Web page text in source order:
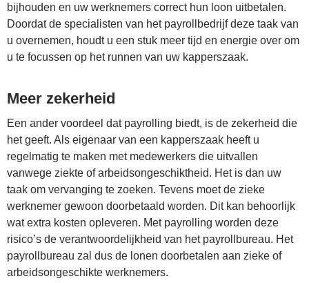
bijhouden en uw werknemers correct hun loon uitbetalen.
Doordat de specialisten van het payrollbedrijf deze taak van
u overnemen, houdt u een stuk meer tijd en energie over om
u te focussen op het runnen van uw kapperszaak.
Meer zekerheid
Een ander voordeel dat payrolling biedt, is de zekerheid die
het geeft. Als eigenaar van een kapperszaak heeft u
regelmatig te maken met medewerkers die uitvallen
vanwege ziekte of arbeidsongeschiktheid. Het is dan uw
taak om vervanging te zoeken. Tevens moet de zieke
werknemer gewoon doorbetaald worden. Dit kan behoorlijk
wat extra kosten opleveren. Met payrolling worden deze
risico’s de verantwoordelijkheid van het payrollbureau. Het
payrollbureau zal dus de lonen doorbetalen aan zieke of
arbeidsongeschikte werknemers.